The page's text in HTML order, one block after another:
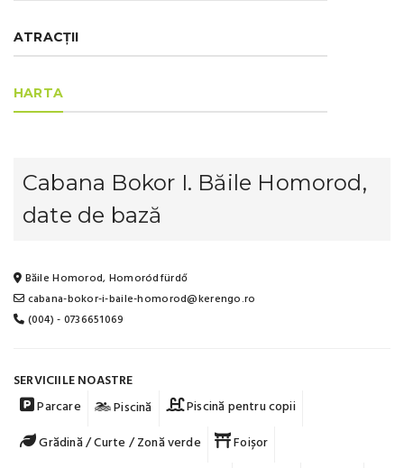
ATRACȚII
HARTA
Cabana Bokor I. Băile Homorod,
date de bază
Băile Homorod, Homoródfürdő
cabana-bokor-i-baile-homorod@kerengo.ro
(004) - 0736651069
SERVICIILE NOASTRE
Parcare
Piscină
Piscină pentru copii
Grădină / Curte / Zonă verde
Foișor